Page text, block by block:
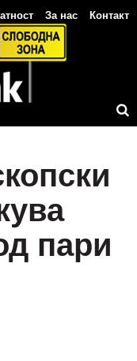
За нас Контакт
пари